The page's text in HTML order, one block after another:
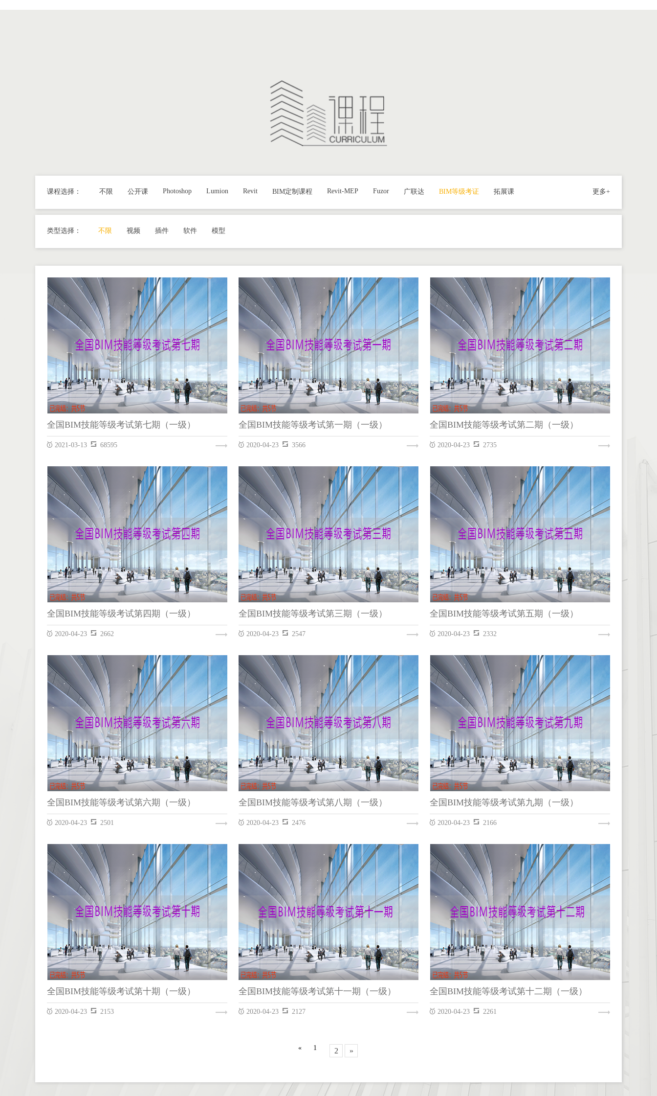
课程选择： 更多+
不限 公开课 Photoshop Lumion Revit BIM定制课程 Revit-MEP Fuzor 广联达 BIM等级考证 拓展课
类型选择： 不限 视频 插件 软件 模型
REVIT
全国BIM技能等级考试第七期（一级）
2021-03-13 68595
REVIT
全国BIM技能等级考试第一期（一级）
2020-04-23 3566
REVIT
全国BIM技能等级考试第二期（一级）
2020-04-23 2735
REVIT
全国BIM技能等级考试第四期（一级）
2020-04-23 2662
REVIT
全国BIM技能等级考试第三期（一级）
2020-04-23 2547
REVIT
全国BIM技能等级考试第五期（一级）
2020-04-23 2332
REVIT
全国BIM技能等级考试第六期（一级）
2020-04-23 2501
REVIT
全国BIM技能等级考试第八期（一级）
2020-04-23 2476
REVIT
全国BIM技能等级考试第九期（一级）
2020-04-23 2166
全国BIM技能等级考试第十期（一级）
2020-04-23 2153
REVIT
全国BIM技能等级考试第十一期（一级）
2020-04-23 2127
全国BIM技能等级考试第十二期（一级）
2020-04-23 2261
« 1 2 »